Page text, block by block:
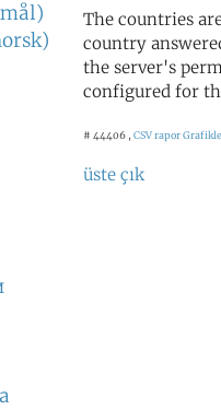
The countries
country
the server's
configured for
# 44406 , CSV rapor
üste çık